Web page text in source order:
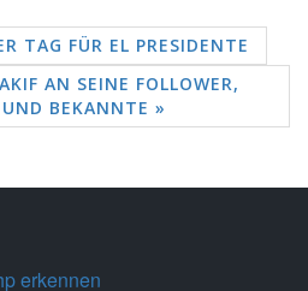
TAG FÜR EL PRESIDENTE
AN SEINE FOLLOWER,
UND BEKANNTE »
erkennen